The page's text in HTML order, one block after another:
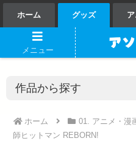
ホーム グッズ
ホーム 01. アニメ・漫
師ヒットマン REBORN!
メニュー